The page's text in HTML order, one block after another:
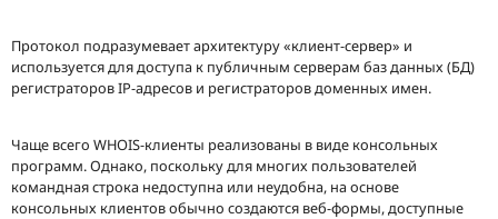
Протокол подразумевает архитектуру «клиент-сервер» и
используется для доступа к публичным серверам баз данных (БД)
регистраторов IP-адресов и регистраторов доменных имен.
Чаще всего WHOIS-клиенты реализованы в виде консольных
программ. Однако, поскольку для многих пользователей
командная строка недоступна или неудобна, на основе
консольных клиентов обычно создаются веб-формы, доступные